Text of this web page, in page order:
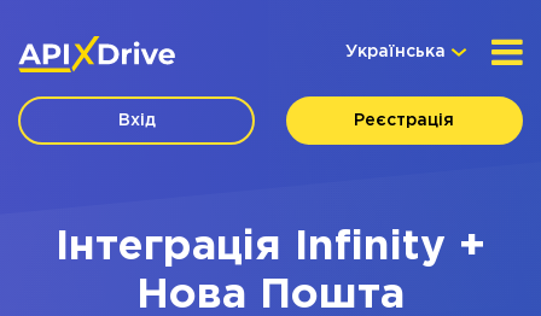
Українська
Вхід Реєстрація
Інтеграція Infinity +
Нова Пошта